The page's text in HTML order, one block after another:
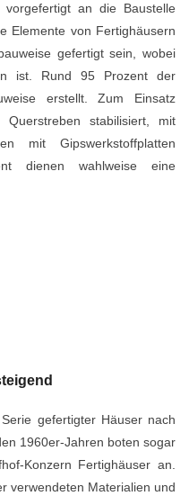
an die Baustelle
Elemente von Fertighäusern
gefertigt sein, wobei
ist. Rund 95 Prozent der
erstellt. Zum Einsatz
stabilisiert, mit
mit Gipswerkstoffplatten
dienen wahlweise eine
gefertigter Häuser nach
1960er-Jahren boten sogar
Konzern Fertighäuser an.
verwendeten Materialien und